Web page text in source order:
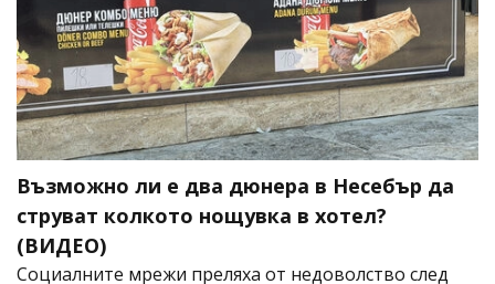
Възможно ли е два дюнера в Несебър да
струват колкото нощувка в хотел?
(ВИДЕО)
Социалните мрежи преляха от недоволство след